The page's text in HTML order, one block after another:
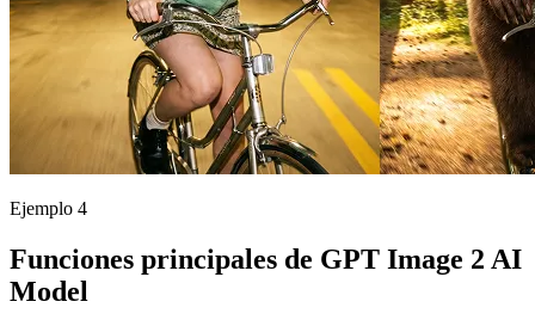
Ejemplo 4
Funciones principales de GPT Image 2 AI
Model